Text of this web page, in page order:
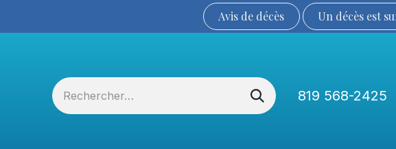
Avis de décès Un décès est
819 568-2425